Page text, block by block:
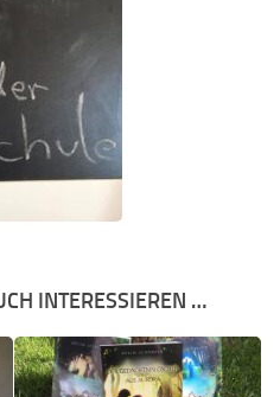
INTERESSIEREN …